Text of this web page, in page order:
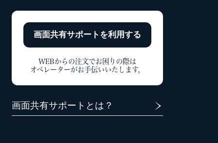
画面共有サポートを利用する
WEBからの注文でお困りの際は
オペレーターがお手伝いいたします。
画面共有サポートとは？